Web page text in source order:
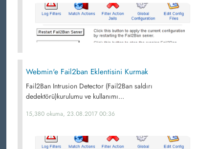
Webmin'e Fail2ban Eklentisini Kurmak
Fail2Ban Intrusion Detector (Fail2Ban saldırı
dedektörü)kurulumu ve kullanımı...
15,380 okuma, 23.08.2017 00:36